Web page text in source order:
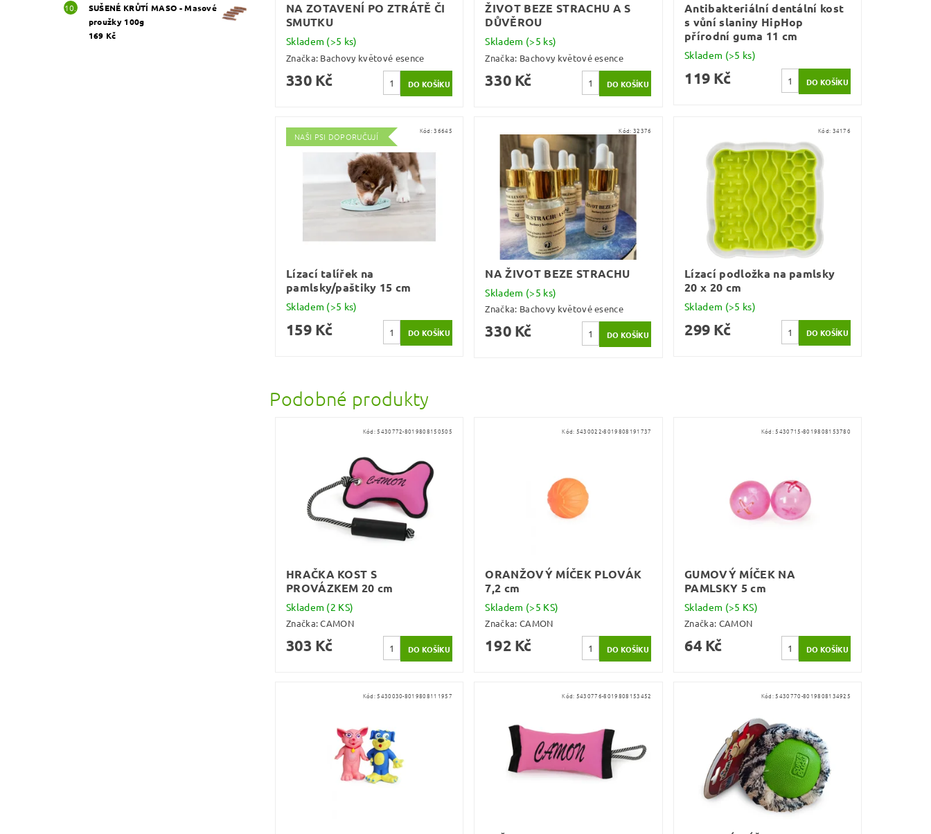
SUŠENÉ KRŮTÍ MASO - Masové
proužky 100g
169 Kč
NA ZOTAVENÍ PO ZTRÁTĚ ČI
SMUTKU
Skladem (>5 ks)
Značka: Bachovy květové esence
330 Kč
ŽIVOT BEZE STRACHU A S
DŮVĚROU
Skladem (>5 ks)
Značka: Bachovy květové esence
330 Kč
Antibakteriální dentální kost
s vůní slaniny HipHop
přírodní guma 11 cm
Skladem (>5 ks)
119 Kč
NAŠI PSI DOPORUČUJÍ
Kód:36645
Lízací talířek na
pamlsky/paštiky 15 cm
Skladem (>5 ks)
159 Kč
Kód: 32376
NA ŽIVOT BEZE STRACHU
Skladem (>5 ks)
Značka: Bachovy květové esence
330 Kč
Kód: 34176
Lízací podložka na pamlsky
20 x 20 cm
Skladem (>5 ks)
299 Kč
Podobné produkty
Kód:5430772-8019808150505
HRAČKA KOST S
PROVÁZKEM 20 cm
Skladem (2 KS)
Značka:CAMON
303 Kč
Kód: 5430022-8019808191737
ORANŽOVÝ MÍČEK PLOVÁK
7,2 cm
Skladem (>5 KS)
Značka:CAMON
192 Kč
Kód:5430715-8019808153780
GUMOVÝ MÍČEK NA
PAMLSKY 5 cm
Skladem (>5 KS)
Značka: CAMON
64 Kč
Kód:5430030-8019808111957 Kód: 5430776-8019808153452 Kód:5430770-8019808134925